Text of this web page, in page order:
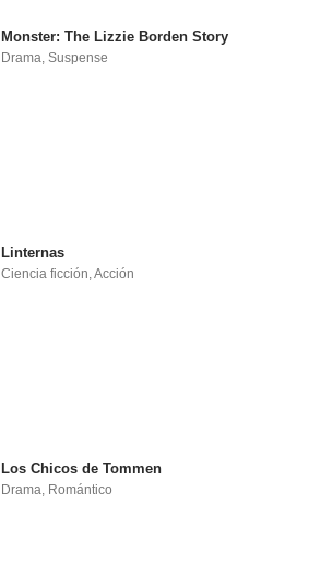
Monster: The Lizzie Borden Story
Drama ,Suspense
Linternas
Ciencia ficción,Acción
Los Chicos de Tommen
Drama, Romántico